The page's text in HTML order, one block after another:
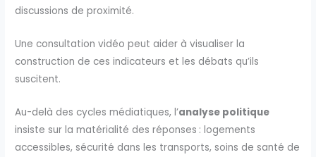
discussions de proximité.
Une consultation vidéo peut aider à visualiser la
construction de ces indicateurs et les débats qu’ils
suscitent.
Au-delà des cycles médiatiques, l’analyse politique
insiste sur la matérialité des réponses : logements
accessibles, sécurité dans les transports, soins de santé de